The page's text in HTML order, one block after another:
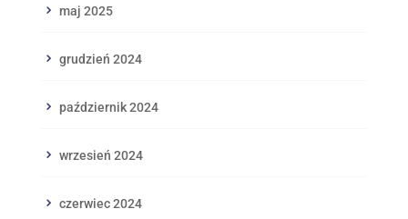
maj 2025
grudzień 2024
październik 2024
wrzesień 2024
czerwiec 2024